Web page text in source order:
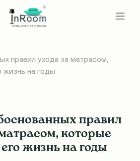
правил ухода за матрасом,
жизнь на годы
правил
которые
жизнь на годы